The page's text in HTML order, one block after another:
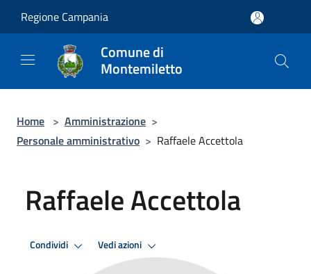
Regione Campania
Comune di
Montemiletto
Home > Amministrazione >
Personale amministrativo > Raffaele Accettola
Raffaele Accettola
Condividi Vedi azioni